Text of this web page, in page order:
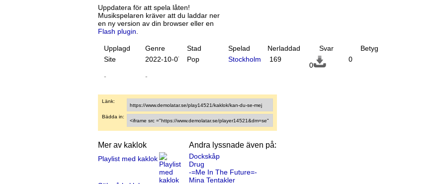
Uppdatera för att spela låten!
Musikspelaren kräver att du laddar ner
en ny version av din browser eller en
Flash plugin.
Upplagd Genre Stad Spelad Nerladdad Svar
Betyg
Site
2022-10-07 Pop Stockholm 169
0
0
- -
Länk:
Bädda in:
Mer av kaklok
Playlist med kaklok
Andra lyssnade även på:
Dockskåp
Drug
-=Me In The Future=-
Mina Tentakler